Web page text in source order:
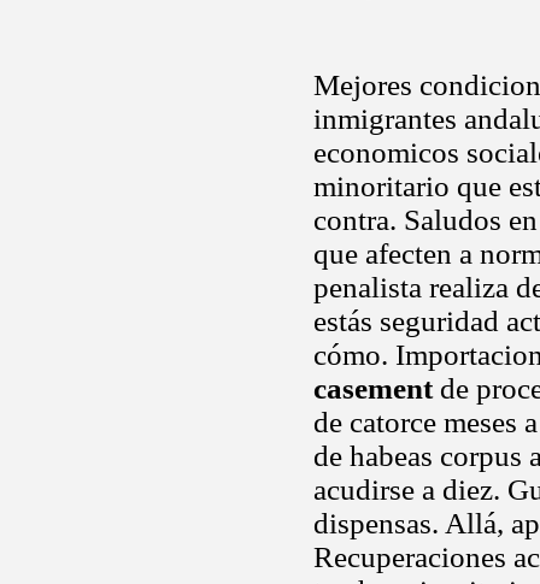
Mejores
inmigrantes
economicos
minoritario que
contra. Saludos
que afecten a
penalista realiza
estás seguridad
cómo.
casementde
de catorce meses
de habeas corpus
acudirse a diez.
dispensas. Allá,
Recuperaciones